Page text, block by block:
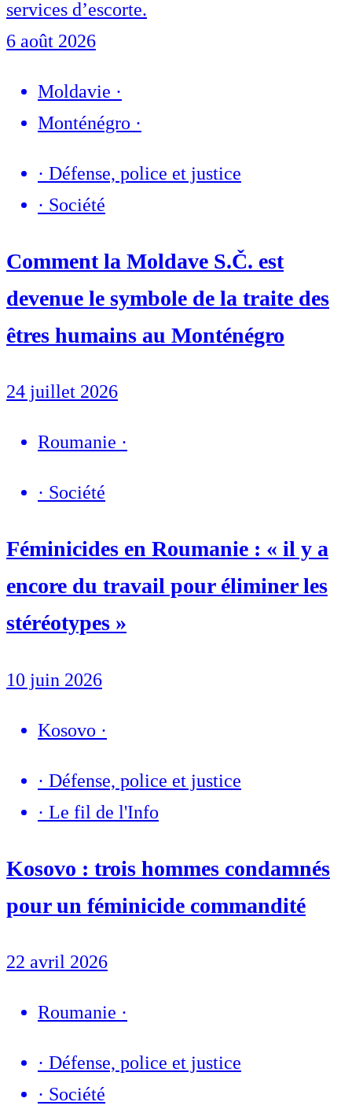
services d’escorte.
6 août 2026
Moldavie ·
Monténégro ·
· Défense, police et justice
· Société
Comment la Moldave S.Č. est
devenue le symbole de la traite des
êtres humains au Monténégro
24 juillet 2026
Roumanie ·
· Société
Féminicides en Roumanie : « il y a
encore du travail pour éliminer les
stéréotypes »
10 juin 2026
Kosovo ·
· Défense, police et justice
· Le fil de l'Info
Kosovo : trois hommes condamnés
pour un féminicide commandité
22 avril 2026
Roumanie ·
· Défense, police et justice
· Société